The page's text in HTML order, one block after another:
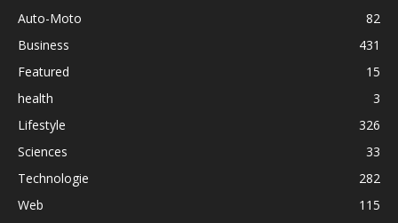
Auto-Moto
82
Business
431
Featured
15
health
3
Lifestyle
326
Sciences
33
Technologie
282
Web
115